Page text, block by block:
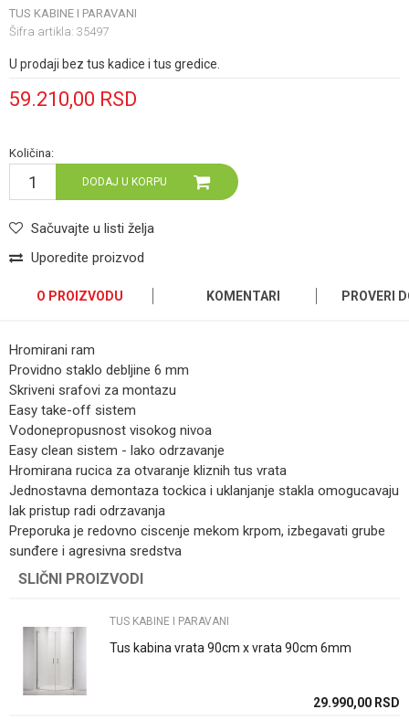
TUS KABINE I PARAVANI
Šifra artikla: 35497
U prodaji bez tus kadice i tus gredice.
59.210,00 RSD
Količina:
DODAJ U KORPU
Sačuvajte u listi želja
Uporedite proizvod
O PROIZVODU KOMENTARI PROVERI
Hromirani ram
Providno staklo debljine 6 mm
Skriveni srafovi za montazu
Easy take-off sistem
Vodonepropusnost visokog nivoa
Easy clean sistem - lako odrzavanje
Hromirana rucica za otvaranje kliznih tus vrata
Jednostavna demontaza tockica i uklanjanje stakla omogucavaju
lak pristup radi odrzavanja
Preporuka je redovno ciscenje mekom krpom, izbegavati grube
sunđere i agresivna sredstva
Ime/Nadimak
SLIČNI PROIZVODI
TUS KABINE I PARAVANI
Tus kabina vrata 90cm x vrata 90cm 6mm
29.990,00 RSD